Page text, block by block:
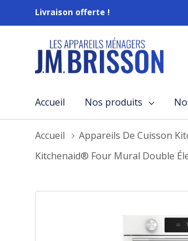
Livraison offerte !
Accueil Nos produits
Accueil Appareils De Cuisson
Kitchenaid® Four Mural Double